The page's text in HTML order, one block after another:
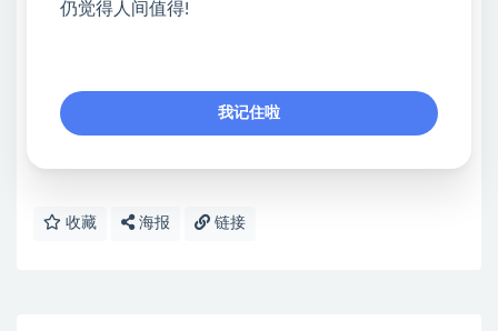
限时活动：注册新用户赠送VIP
收藏 海报 链接
仍觉得人间值得!
我记住啦